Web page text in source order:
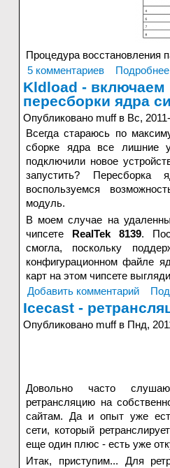
Процедура восстановления
5 комментариев
Подробнее
Kldload - включаем
пересборки ядра
Опубликовано muff в Вс,
Всегда стараюсь по
сборке ядра все лишние
подключили новое
запустить?
воспользуемся
модуль.
В моем случае на
чипсете RealTek 8139.
смогла, поскольку
конфигурационном файле
карт на этом чипсете
Добавить комментарий
Icecast -
Опубликовано muff в Пнд,
Довольно часто
ретрансляцию на
сайтам. Да и опыт уже
сети, который
еще один плюс - есть уже
Итак, приступим... Для